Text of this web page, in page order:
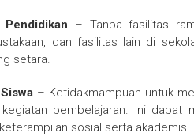
– Tanpa fasilitas
dan fasilitas lain di
setara.
– Ketidakmampuan untuk
pembelajaran. Ini dapat
sosial serta akademis.